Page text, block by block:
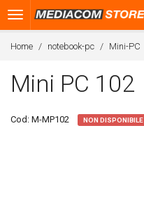
Home notebook-pc Mini-PC
Mini PC 102
Cod: M-MP102 NON DISPONIBILE